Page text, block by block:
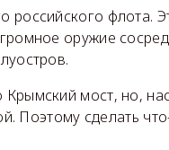
флота.
оружие
мост, но,
Поэтому сделать